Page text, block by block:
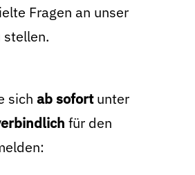
Fragen an unser
stellen.
sich ab sofortunter
für den